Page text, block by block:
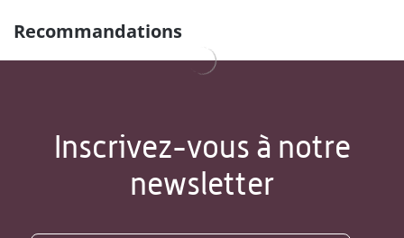
Recommandations
Inscrivez-vous à notre
newsletter